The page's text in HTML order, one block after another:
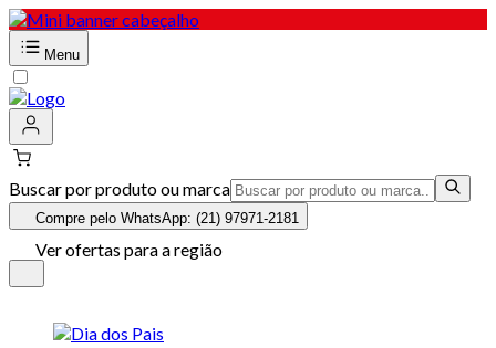
Menu
Buscar por produto ou marca
Compre pelo WhatsApp: (21) 97971-2181
Ver ofertas para a região